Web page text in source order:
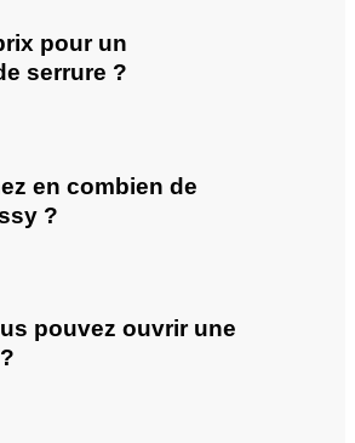
pour un
serrure ?
en combien de
?
pouvez ouvrir une